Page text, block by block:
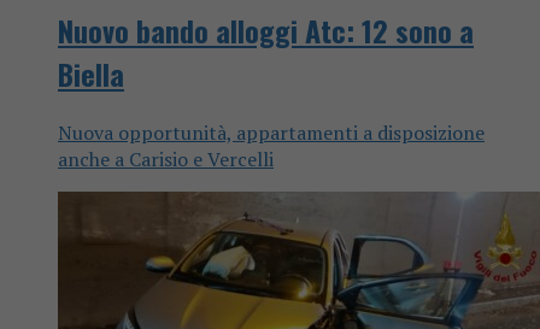
Nuovo bando alloggi Atc: 12 sono a
Biella
Nuova opportunità, appartamenti a disposizione
anche a Carisio e Vercelli